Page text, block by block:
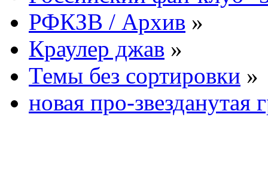
РФКЗВ / Архив »
Краулер джав »
Темы без сортировки »
новая про-звезданутая